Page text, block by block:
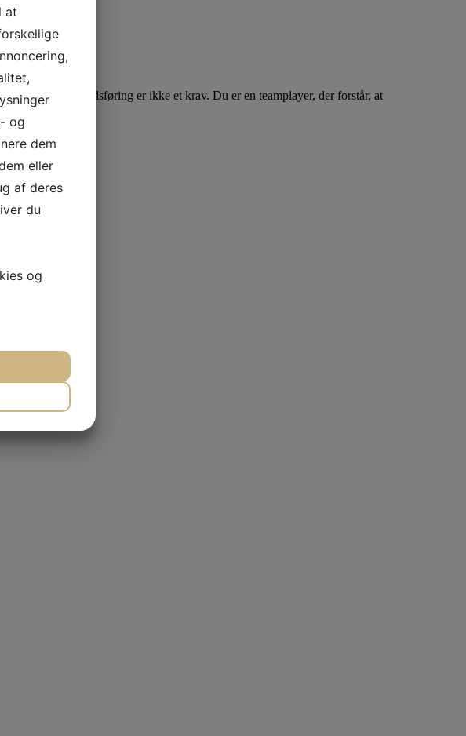
online markedsføring er ikke et krav. Du er en teamplayer, der forstår, at
at
og
dem
eller
af deres
du
og